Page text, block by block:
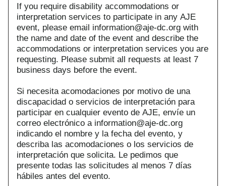
If you require disability accommodations or
interpretation services to participate in any AJE
event, please email information@aje-dc.org with
the name and date of the event and describe the
accommodations or interpretation services you are
requesting. Please submit all requests at least 7
business days before the event.
Si necesita acomodaciones por motivo de una
discapacidad o servicios de interpretación para
participar en cualquier evento de AJE, envíe un
correo electrónico a information@aje-dc.org
indicando el nombre y la fecha del evento, y
describa las acomodaciones o los servicios de
interpretación que solicita. Le pedimos que
presente todas las solicitudes al menos 7 días
hábiles antes del evento.